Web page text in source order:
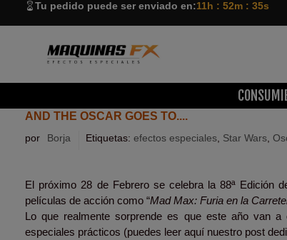
Tu pedido puede ser enviado en:11h : 52m : 34s
AND THE OSCAR GOES TO....
por Borja Etiquetas:efectos especiales Star Wars ,
El próximo 28 de Febrero se celebra la 88ª Edición
películas de acción como “Mad Max: Furia en la
Lo que realmente sorprende es que este año van
especiales prácticos (puedes leer aquí nuestro post